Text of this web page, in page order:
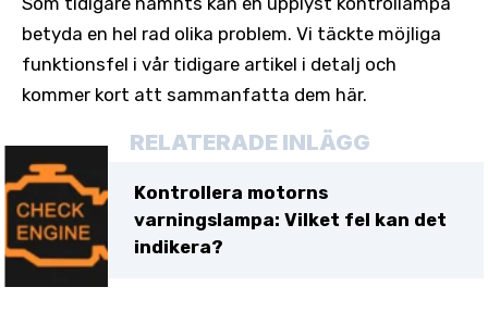
betyda en hel rad olika problem. Vi täckte möjliga
funktionsfel i vår tidigare artikel i detalj och
kommer kort att sammanfatta dem här.
RELATERADE INLÄGG
Kontrollera motorns
varningslampa: Vilket fel kan det
indikera?